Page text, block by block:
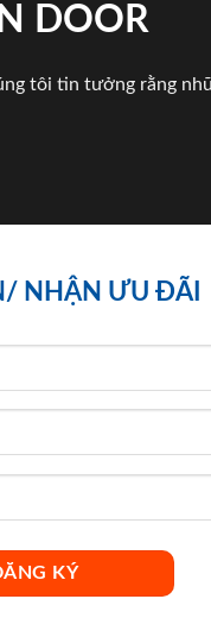
DOOR
tôi tin tưởng rằng
NHẬN ƯU ĐÃI